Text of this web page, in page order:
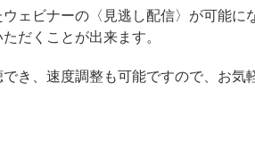
ェビナーの〈見逃し配信〉が可能に
だくことが出来ます。
き、速度調整も可能ですので、お気